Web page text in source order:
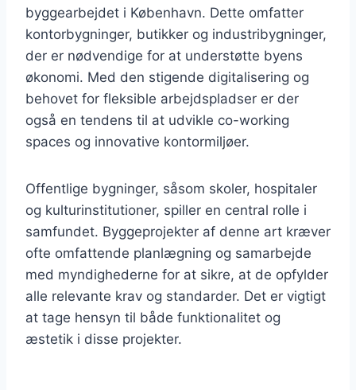
byggearbejdet i København. Dette omfatter
kontorbygninger, butikker og industribygninger,
der er nødvendige for at understøtte byens
økonomi. Med den stigende digitalisering og
behovet for fleksible arbejdspladser er der
også en tendens til at udvikle co-working
spaces og innovative kontormiljøer.
Offentlige bygninger, såsom skoler, hospitaler
og kulturinstitutioner, spiller en central rolle i
samfundet. Byggeprojekter af denne art kræver
ofte omfattende planlægning og samarbejde
med myndighederne for at sikre, at de opfylder
alle relevante krav og standarder. Det er vigtigt
at tage hensyn til både funktionalitet og
æstetik i disse projekter.